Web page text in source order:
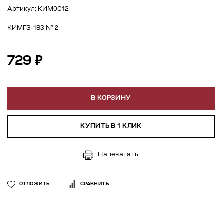
Артикул: КИМ0012
КИМГЗ-183 № 2
729 ₽
В КОРЗИНУ
КУПИТЬ В 1 КЛИК
Напечатать
ОТЛОЖИТЬ СРАВНИТЬ